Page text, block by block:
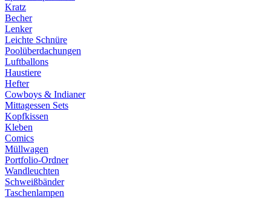
Kratz
Becher
Lenker
Leichte Schnüre
Poolüberdachungen
Luftballons
Haustiere
Hefter
Cowboys & Indianer
Mittagessen Sets
Kopfkissen
Kleben
Comics
Müllwagen
Portfolio-Ordner
Wandleuchten
Schweißbänder
Taschenlampen